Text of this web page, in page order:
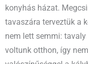
konyhás házat.
tavaszára terveztük a
nem lett semmi: tavaly
voltunk otthon, így